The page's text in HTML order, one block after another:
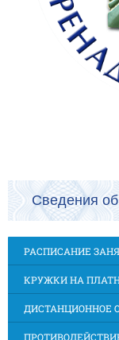
Сведения об
РАСПИСАНИЕ
КРУЖКИ НА
ДИСТАНЦИОННОЕ